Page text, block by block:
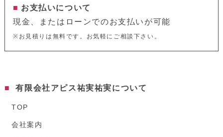
お支払いについて
現金、またはローンでのお支払いが可能
※お見積りは無料です。お気軽にご相談下さい。
有限会社アピス祐実祐実について
TOP
会社案内